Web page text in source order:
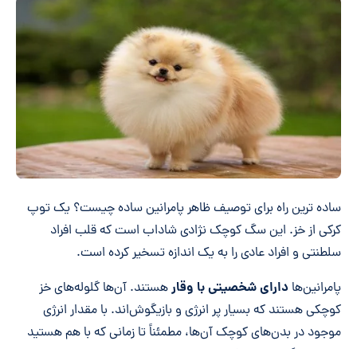
ساده ترین راه برای توصیف ظاهر پامرانین ساده چیست؟ یک توپ
کرکی از خز. این سگ کوچک نژادی شاداب است که قلب افراد
سلطنتی و افراد عادی را به یک اندازه تسخیر کرده است.
پامرانین‌ها دارای شخصیتی با وقارهستند. آن‌ها گلوله‌های خز
کوچکی هستند که بسیار پر انرژی و بازیگوش‌اند. با مقدار انرژی
موجود در بدن‌های کوچک آن‌ها، مطمئناً تا زمانی که با هم هستید